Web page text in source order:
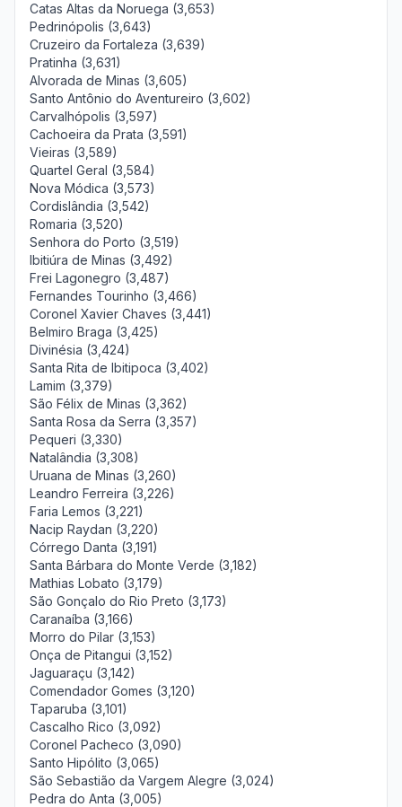
Catas Altas da Noruega (3,653)
Pedrinópolis (3,643)
Cruzeiro da Fortaleza (3,639)
Pratinha (3,631)
Alvorada de Minas (3,605)
Santo Antônio do Aventureiro (3,602)
Carvalhópolis (3,597)
Cachoeira da Prata (3,591)
Vieiras (3,589)
Quartel Geral (3,584)
Nova Módica (3,573)
Cordislândia (3,542)
Romaria (3,520)
Senhora do Porto (3,519)
Ibitiúra de Minas (3,492)
Frei Lagonegro (3,487)
Fernandes Tourinho (3,466)
Coronel Xavier Chaves (3,441)
Belmiro Braga (3,425)
Divinésia (3,424)
Santa Rita de Ibitipoca (3,402)
Lamim (3,379)
São Félix de Minas (3,362)
Santa Rosa da Serra (3,357)
Pequeri (3,330)
Natalândia (3,308)
Uruana de Minas (3,260)
Leandro Ferreira (3,226)
Faria Lemos (3,221)
Nacip Raydan (3,220)
Córrego Danta (3,191)
Santa Bárbara do Monte Verde (3,182)
Mathias Lobato (3,179)
São Gonçalo do Rio Preto (3,173)
Caranaíba (3,166)
Morro do Pilar (3,153)
Onça de Pitangui (3,152)
Jaguaraçu (3,142)
Comendador Gomes (3,120)
Taparuba (3,101)
Cascalho Rico (3,092)
Coronel Pacheco (3,090)
Santo Hipólito (3,065)
São Sebastião da Vargem Alegre (3,024)
Pedra do Anta (3,005)